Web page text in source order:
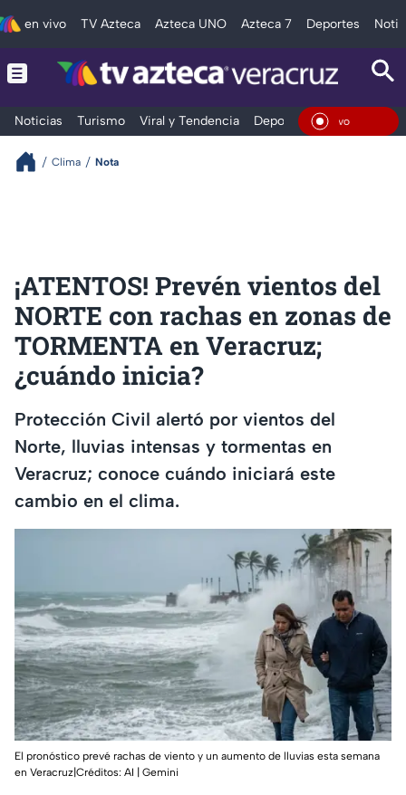
en vivo TV Azteca Azteca UNO Azteca 7 Deportes
Noticias Turismo Viral y Tendencia Deportes Espectáculos
En
Clima Nota
¡ATENTOS! Prevén vientos del
NORTE con rachas en zonas de
TORMENTA en Veracruz;
¿cuándo inicia?
Protección Civil alertó por vientos del
Norte, lluvias intensas y tormentas en
Veracruz; conoce cuándo iniciará este
cambio en el clima.
El pronóstico prevé rachas de viento y un aumento de lluvias esta semana
en Veracruz|Créditos: AI | Gemini